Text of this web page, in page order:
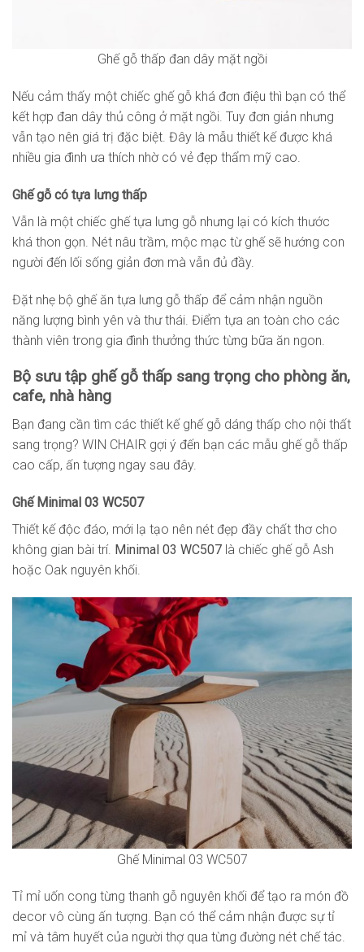
Ghế gỗ thấp đan dây mặt ngồi
Nếu cảm thấy một chiếc ghế gỗ khá đơn điệu thì bạn có thể
kết hợp đan dây thủ công ở mặt ngồi. Tuy đơn giản nhưng
vẫn tạo nên giá trị đặc biệt. Đây là mẫu thiết kế được khá
nhiều gia đình ưa thích nhờ có vẻ đẹp thẩm mỹ cao.
Ghế gỗ có tựa lưng thấp
Vẫn là một chiếc ghế tựa lưng gỗ nhưng lại có kích thước
khá thon gọn. Nét nâu trầm, mộc mạc từ ghế sẽ hướng con
người đến lối sống giản đơn mà vẫn đủ đầy.
Đặt nhẹ bộ ghế ăn tựa lưng gỗ thấp để cảm nhận nguồn
năng lượng bình yên và thư thái. Điểm tựa an toàn cho các
thành viên trong gia đình thưởng thức từng bữa ăn ngon.
Bộ sưu tập ghế gỗ thấp sang trọng cho phòng ăn,
cafe, nhà hàng
Bạn đang cần tìm các thiết kế ghế gỗ dáng thấp cho nội thất
sang trọng? WIN CHAIR gợi ý đến bạn các mẫu ghế gỗ thấp
cao cấp, ấn tượng ngay sau đây.
Ghế Minimal 03 WC507
Thiết kế độc đáo, mới lạ tạo nên nét đẹp đầy chất thơ cho
không gian bài trí. Minimal 03 WC507 là chiếc ghế gỗ Ash
hoặc Oak nguyên khối.
Ghế Minimal 03 WC507
Tỉ mỉ uốn cong từng thanh gỗ nguyên khối để tạo ra món đồ
decor vô cùng ấn tượng. Bạn có thể cảm nhận được sự tỉ
mỉ và tâm huyết của người thợ qua từng đường nét chế tác.